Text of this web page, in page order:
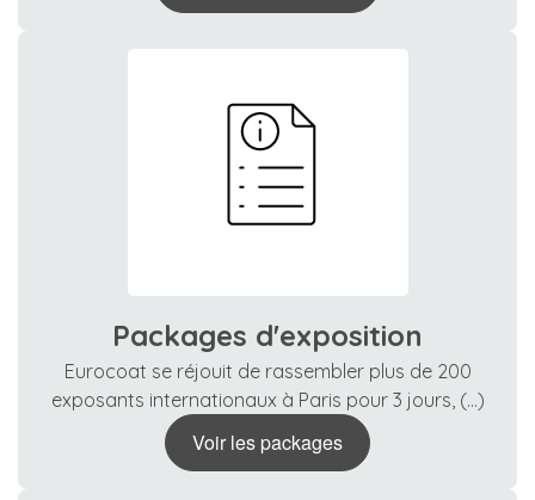
Packages d'exposition
Eurocoat se réjouit de rassembler plus de 200
exposants internationaux à Paris pour 3 jours, (...)
Voir les packages